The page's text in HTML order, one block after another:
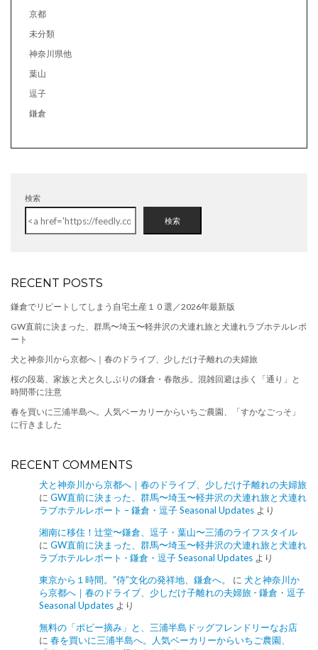
京都
未分類
神奈川県他
葉山
逗子
鎌倉
検索
検索
RECENT POSTS
鎌倉でリピートしてしまう自宅土産１０選／2026年最新版
GW直前に決まった、群馬〜埼玉〜軽井沢の犬連れ旅と犬連れラブホテルレポ
ート
犬と神奈川から京都へ｜春のドライブ、少しだけ子離れの夫婦旅
桜の段葛、家族と犬と久しぶりの鎌倉・春散歩。混雑回避は歩く「通り」と
時間帯に注意
春を買いに三浦半島へ。人気ベーカリーからいちご農園、「すかなごっそ」
に行きました
RECENT COMMENTS
犬と神奈川から京都へ｜春のドライブ、少しだけ子離れの夫婦旅
に GW直前に決まった、群馬〜埼玉〜軽井沢の犬連れ旅と犬連れ
ラブホテルレポート – 鎌倉・逗子 Seasonal Updates より
湘南に移住！辻堂〜鎌倉、逗子・葉山〜三浦のライフスタイル
に GW直前に決まった、群馬〜埼玉〜軽井沢の犬連れ旅と犬連れ
ラブホテルレポート - 鎌倉・逗子 Seasonal Updates より
東京から１時間。”侍”文化の発祥地、鎌倉へ。
に 犬と神奈川か
ら京都へ｜春のドライブ、少しだけ子離れの夫婦旅 - 鎌倉・逗子
Seasonal Updates より
無料の「ポピー摘み」と、三浦半島ドッグフレンドリーなお店
に 春を買いに三浦半島へ。人気ベーカリーからいちご農園、